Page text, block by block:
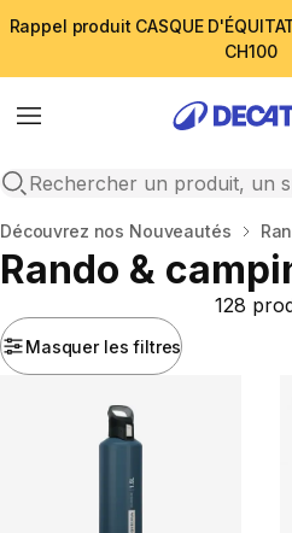
Rappel produit CASQUE
CH100
Menu
Open search
Accueil
Découvrez nos Nouveautés
Rando &
Masquer les filtres
128